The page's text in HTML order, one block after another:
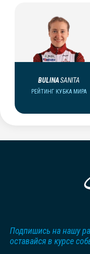
BULINASANITA
РЕЙТИНГ КУБКА МИРА
Подпишись на нашу
оставайся в курсе